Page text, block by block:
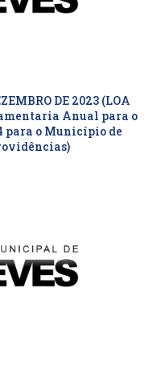
DE 2023 (LOA
Anual para o
para o Município de